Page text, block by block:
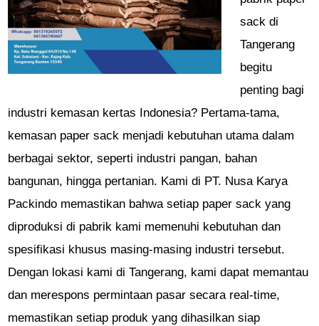
sack di
Tangerang
begitu
penting bagi
industri kemasan kertas Indonesia? Pertama-tama,
kemasan paper sack menjadi kebutuhan utama dalam
berbagai sektor, seperti industri pangan, bahan
bangunan, hingga pertanian. Kami di PT. Nusa Karya
Packindo memastikan bahwa setiap paper sack yang
diproduksi di pabrik kami memenuhi kebutuhan dan
spesifikasi khusus masing-masing industri tersebut.
Dengan lokasi kami di Tangerang, kami dapat memantau
dan merespons permintaan pasar secara real-time,
memastikan setiap produk yang dihasilkan siap